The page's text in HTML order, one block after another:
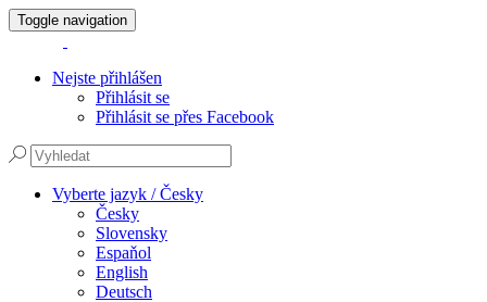
Toggle navigation
Nejste přihlášen
Přihlásit se
Přihlásit se přes Facebook
Vyberte jazyk / Česky
Česky
Slovensky
Espaňol
English
Deutsch